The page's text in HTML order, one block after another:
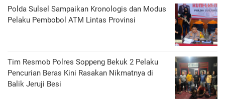
Polda Sulsel Sampaikan Kronologis dan Modus
Pelaku Pembobol ATM Lintas Provinsi
Tim Resmob Polres Soppeng Bekuk 2 Pelaku
Pencurian Beras Kini Rasakan Nikmatnya di
Balik Jeruji Besi